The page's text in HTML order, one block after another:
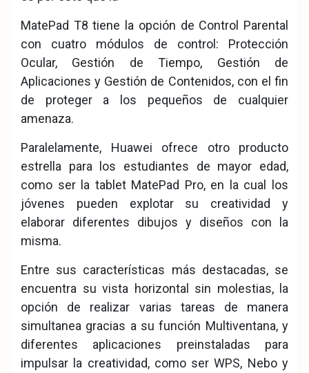
MatePad T8 tiene la opción de Control Parental
con cuatro módulos de control: Protección
Ocular, Gestión de Tiempo, Gestión de
Aplicaciones y Gestión de Contenidos, con el fin
de proteger a los pequeños de cualquier
amenaza.
Paralelamente, Huawei ofrece otro producto
estrella para los estudiantes de mayor edad,
como ser la tablet MatePad Pro, en la cual los
jóvenes pueden explotar su creatividad y
elaborar diferentes dibujos y diseños con la
misma.
Entre sus características más destacadas, se
encuentra su vista horizontal sin molestias, la
opción de realizar varias tareas de manera
simultanea gracias a su función Multiventana, y
diferentes aplicaciones preinstaladas para
impulsar la creatividad, como ser WPS, Nebo y